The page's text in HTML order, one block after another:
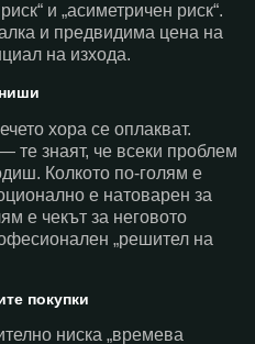
и „асиметричен риск“.
и предвидима цена на
на изхода.
хора се оплакват.
те знаят, че всеки проблем
Колкото по-голям е
е натоварен за
е чекът за неговото
„решител на
покупки
ниска „времева